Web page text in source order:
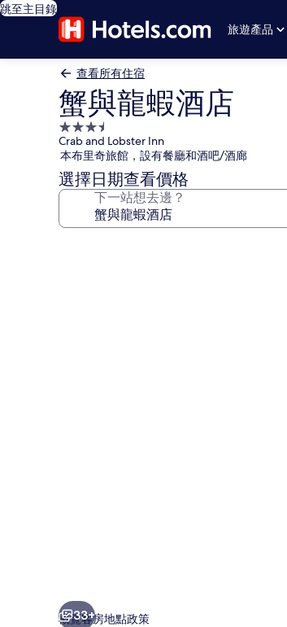
跳至主目錄
旅遊產品
查看所有住宿
蟹與龍蝦酒店
3.5
星
級
住
宿
Crab and Lobster Inn
本布里奇旅館，設有餐廳和酒吧/酒廊
選擇日期查看價格
下一站想去邊？
33+
概覽客房地點政策